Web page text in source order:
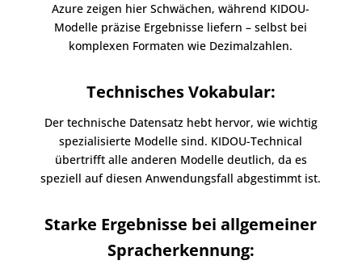
Azure zeigen hier Schwächen, während KIDOU-
Modelle präzise Ergebnisse liefern – selbst bei
komplexen Formaten wie Dezimalzahlen.
Technisches Vokabular:
Der technische Datensatz hebt hervor, wie wichtig
spezialisierte Modelle sind. KIDOU-Technical
übertrifft alle anderen Modelle deutlich, da es
speziell auf diesen Anwendungsfall abgestimmt ist.
Starke Ergebnisse bei allgemeiner
Spracherkennung: